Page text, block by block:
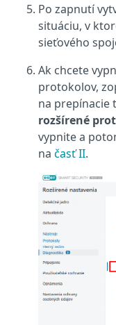
Po zapnutí
situáciu, v
sieťového
Ak chcete
protokolov,
na prepínacie
rozšírené
vypnite a
na časť II.